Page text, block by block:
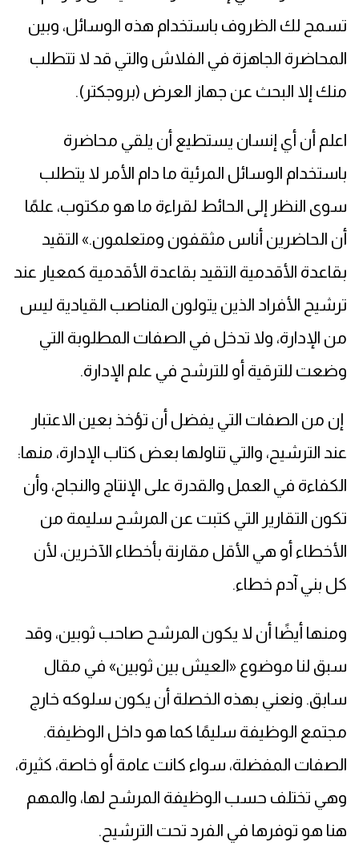
تسمح لك الظروف باستخدام هذه الوسائل، وبين
المحاضرة الجاهزة في الفلاش والتي قد لا تتطلب
منك إلا البحث عن جهاز العرض (بروجكتر).
اعلم أن أي إنسان يستطيع أن يلقي محاضرة
باستخدام الوسائل المرئية ما دام الأمر لا يتطلب
سوى النظر إلى الحائط لقراءة ما هو مكتوب، علمًا
أن الحاضرين أناس مثقفون ومتعلمون.» التقيد
بقاعدة الأقدمية التقيد بقاعدة الأقدمية كمعيار عند
ترشيح الأفراد الذين يتولون المناصب القيادية ليس
من الإدارة، ولا تدخل في الصفات المطلوبة التي
وضعت للترقية أو للترشح في علم الإدارة.
إن من الصفات التي يفضل أن تؤخذ بعين الاعتبار
عند الترشيح، والتي تناولها بعض كتاب الإدارة، منها:
الكفاءة في العمل والقدرة على الإنتاج والنجاح، وأن
تكون التقارير التي كتبت عن المرشح سليمة من
الأخطاء أو هي الأقل مقارنة بأخطاء الآخرين، لأن
كل بني آدم خطاء.
ومنها أيضًا أن لا يكون المرشح صاحب ثوبين، وقد
سبق لنا موضوع «العيش بين ثوبين» في مقال
سابق. ونعني بهذه الخصلة أن يكون سلوكه خارج
مجتمع الوظيفة سليمًا كما هو داخل الوظيفة.
الصفات المفضلة، سواء كانت عامة أو خاصة، كثيرة،
وهي تختلف حسب الوظيفة المرشح لها، والمهم
هنا هو توفرها في الفرد تحت الترشيح.